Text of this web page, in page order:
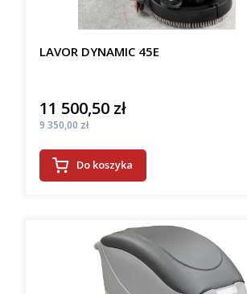
LAVOR DYNAMIC 45E
Cena
11 500,50 zł
Cena
9 350,00 zł
Do koszyka